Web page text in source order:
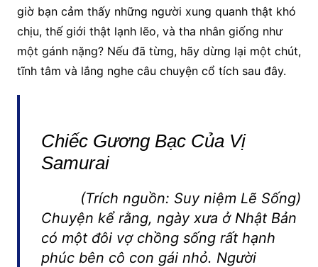
giờ bạn cảm thấy những người xung quanh thật khó
chịu, thế giới thật lạnh lẽo, và tha nhân giống như
một gánh nặng? Nếu đã từng, hãy dừng lại một chút,
tĩnh tâm và lắng nghe câu chuyện cổ tích sau đây.
Chiếc Gương Bạc Của Vị
Samurai
(Trích nguồn: Suy niệm Lẽ Sống)
Chuyện kể rằng, ngày xưa ở Nhật Bản
có một đôi vợ chồng sống rất hạnh
phúc bên cô con gái nhỏ. Người